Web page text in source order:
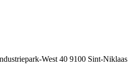
West 40 9100 Sint-Niklaas